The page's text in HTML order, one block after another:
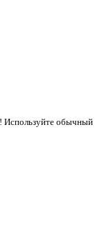
Используйте обычный